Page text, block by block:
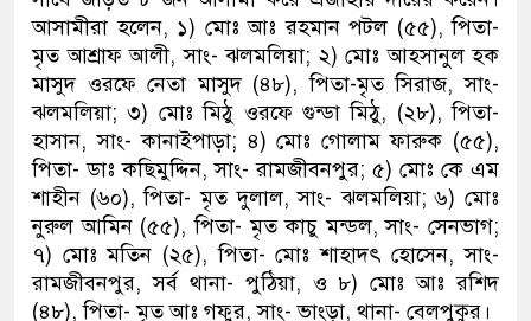
আসামীরা হলেন, ১) মোঃ আঃ রহমান পটল (৫৫), পিতা-
মৃত আশ্রাফ আলী, সাং- ঝলমলিয়া; ২) মোঃ আহসানুল হক
মাসুদ ওরফে নেতা মাসুদ (৪৮), পিতা-মৃত সিরাজ, সাং-
ঝলমলিয়া; ৩) মোঃ মিঠু ওরফে গুন্ডা মিঠু, (২৮), পিতা-
হাসান, সাং- কানাইপাড়া; ৪) মোঃ গোলাম ফারুক (৫৫),
পিতা- ডাঃ কছিমুদ্দিন, সাং- রামজীবনপুর; ৫) মোঃ কে এম
শাহীন (৬০), পিতা- মৃত দুলাল, সাং- ঝলমলিয়া; ৬) মোঃ
নুরুল আমিন (৫৫), পিতা- মৃত কাচু মন্ডল, সাং- সেনভাগ;
৭) মোঃ মতিন (২৫), পিতা- মোঃ শাহাদৎ হোসেন, সাং-
রামজীবনপুর, সর্ব থানা- পুঠিয়া, ও ৮) মোঃ আঃ রশিদ
(৪৮), পিতা- মৃত আঃ গফুর, সাং- ভাংড়া, থানা- বেলপুকুর।